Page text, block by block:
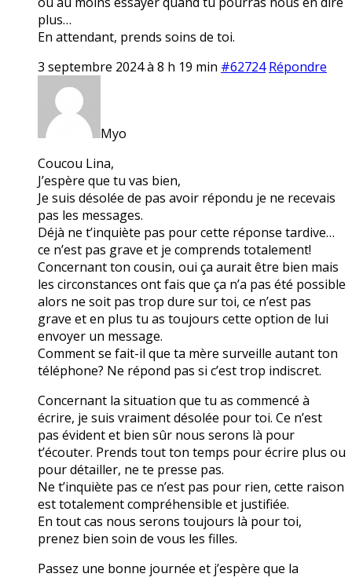
plus…
En attendant, prends soins de toi.
3 septembre 2024 à 8 h 19 min #62724 Répondre
Myo
Coucou Lina,
J’espère que tu vas bien,
Je suis désolée de pas avoir répondu je ne recevais
pas les messages.
Déjà ne t’inquiète pas pour cette réponse tardive…
ce n’est pas grave et je comprends totalement!
Concernant ton cousin, oui ça aurait être bien mais
les circonstances ont fais que ça n’a pas été possible
alors ne soit pas trop dure sur toi, ce n’est pas
grave et en plus tu as toujours cette option de lui
envoyer un message.
Comment se fait-il que ta mère surveille autant ton
téléphone? Ne répond pas si c’est trop indiscret.
Concernant la situation que tu as commencé à
écrire, je suis vraiment désolée pour toi. Ce n’est
pas évident et bien sûr nous serons là pour
t’écouter. Prends tout ton temps pour écrire plus ou
pour détailler, ne te presse pas.
Ne t’inquiète pas ce n’est pas pour rien, cette raison
est totalement compréhensible et justifiée.
En tout cas nous serons toujours là pour toi,
prenez bien soin de vous les filles.
Passez une bonne journée et j’espère que la